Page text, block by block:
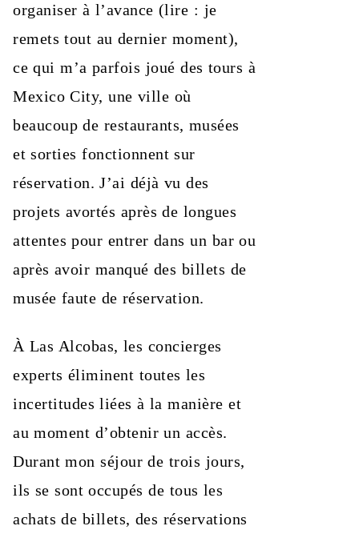
organiser à l’avance (lire : je
remets tout au dernier moment),
ce qui m’a parfois joué des tours à
Mexico City, une ville où
beaucoup de restaurants, musées
et sorties fonctionnent sur
réservation. J’ai déjà vu des
projets avortés après de longues
attentes pour entrer dans un bar ou
après avoir manqué des billets de
musée faute de réservation.
À Las Alcobas, les concierges
experts éliminent toutes les
incertitudes liées à la manière et
au moment d’obtenir un accès.
Durant mon séjour de trois jours,
ils se sont occupés de tous les
achats de billets, des réservations